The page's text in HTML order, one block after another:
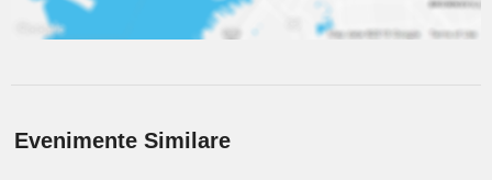
Evenimente Similare